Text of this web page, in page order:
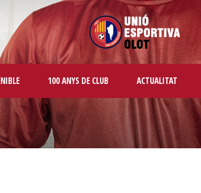
100 ANYS DE CLUB ACTUALITAT